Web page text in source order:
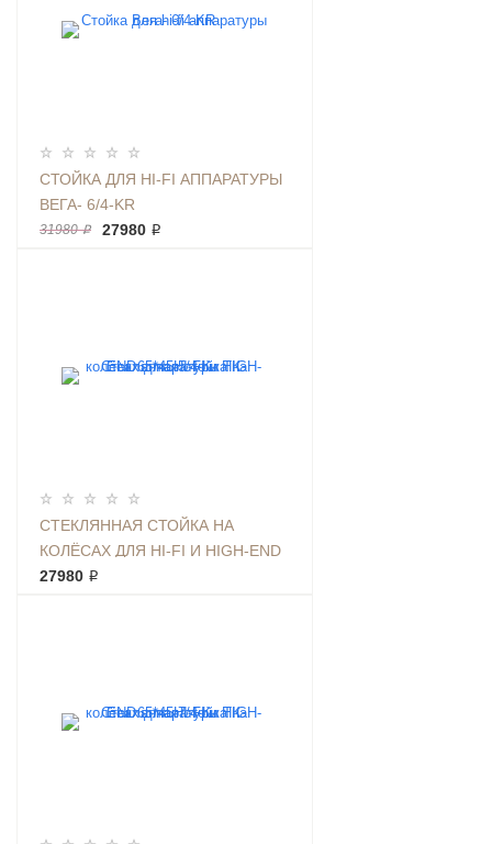
СТОЙКА ДЛЯ HI-FI АППАРАТУРЫ
ВЕГА- 6/4-KR
31980 ₽ 27980 ₽
СТЕКЛЯННАЯ СТОЙКА НА
КОЛЁСАХ ДЛЯ HI-FI И HIGH-END
АППАРАТУРЫ ТК 65*45.5/4-К
27980 ₽